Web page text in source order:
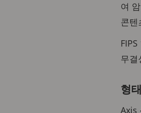
여
콘텐
무결
형
Axis